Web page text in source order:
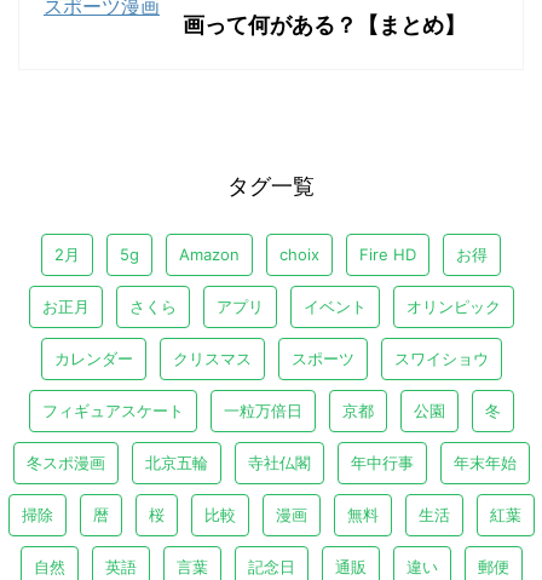
画って何がある？【まとめ】
タグ一覧
2月 5g Amazon choix Fire HD お得
お正月 さくら アプリ イベント オリンピック
カレンダー クリスマス スポーツ スワイショウ
フィギュアスケート 一粒万倍日 京都 公園 冬
冬スポ漫画 北京五輪 寺社仏閣 年中行事 年末年始
掃除 暦 桜 比較 漫画 無料 生活 紅葉
自然 英語 言葉 記念日 通販 違い 郵便